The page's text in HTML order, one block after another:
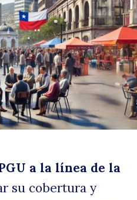
a la línea de la
su cobertura y